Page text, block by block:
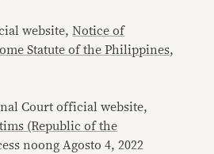
website,Notice of
Statute of the Philippines,
Court official website,
(Republic of the
noong Agosto 4, 2022